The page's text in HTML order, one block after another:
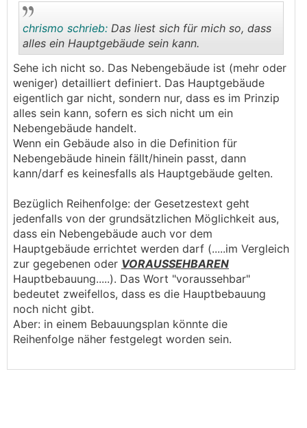
..
chrismo schrieb: Das liest sich für mich so, dass
alles ein Hauptgebäude sein kann.
Sehe ich nicht so. Das Nebengebäude ist (mehr oder
weniger) detailliert definiert. Das Hauptgebäude
eigentlich gar nicht, sondern nur, dass es im Prinzip
alles sein kann, sofern es sich nicht um ein
Nebengebäude handelt.
Wenn ein Gebäude also in die Definition für
Nebengebäude hinein fällt/hinein passt, dann
kann/darf es keinesfalls als Hauptgebäude gelten.
Bezüglich Reihenfolge: der Gesetzestext geht
jedenfalls von der grundsätzlichen Möglichkeit aus,
dass ein Nebengebäude auch vor dem
Hauptgebäude errichtet werden darf (.....im Vergleich
zur gegebenen oder VORAUSSEHBAREN
Hauptbebauung.....). Das Wort "voraussehbar"
bedeutet zweifellos, dass es die Hauptbebauung
noch nicht gibt.
Aber: in einem Bebauungsplan könnte die
Reihenfolge näher festgelegt worden sein.